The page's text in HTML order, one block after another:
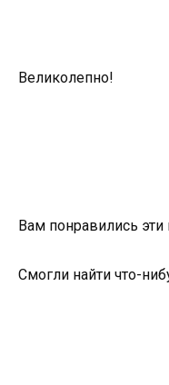
Великолепно!
Вам понравились эти
Смогли найти что-